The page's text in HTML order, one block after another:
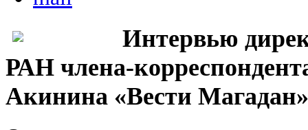
Интервью
РАН члена-
Акинина «Вести Магадан»